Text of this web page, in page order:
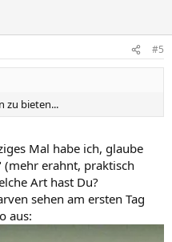
#5
zu bieten...
Mal habe ich, glaube
(mehr erahnt, praktisch
Art hast Du?
sehen am ersten Tag
aus: